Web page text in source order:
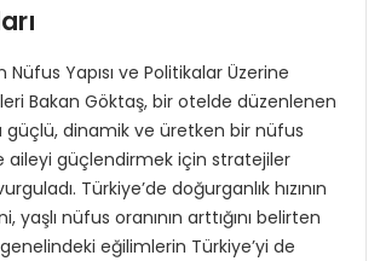
Nüfus Yapısı ve Politikalar Üzerine
Bakan Göktaş, bir otelde düzenlenen
dinamik ve üretken bir nüfus
aileyi güçlendirmek için stratejiler
Türkiye’de doğurganlık hızının
yaşlı nüfus oranının arttığını belirten
eğilimlerin Türkiye’yi de